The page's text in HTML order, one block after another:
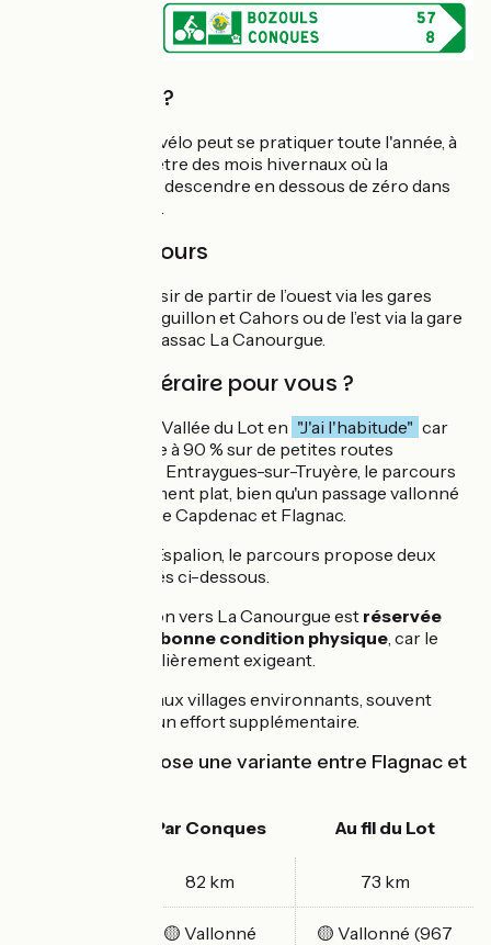
Quand partir ?
La Vallée du Lot à vélo peut se pratiquer toute l'année, à
l'exception peut-être des mois hivernaux où la
température peut descendre en dessous de zéro dans
les fonds de vallée.
Sens du parcours
Vous pouvez choisir de partir de l’ouest via les gares
ferroviaires de l’Aiguillon et Cahors ou de l’est via la gare
ferroviaire de Banassac La Canourgue.
Est-ce un itinéraire pour vous ?
Nous classons La Vallée du Lot en "J'ai l'habitude" car
cet itinéraire roule à 90 % sur de petites routes
partagées. Jusqu'à Entraygues-sur-Truyère, le parcours
reste majoritairement plat, bien qu'un passage vallonné
soit à prévoir entre Capdenac et Flagnac.
Entre Flagnac et Espalion, le parcours propose deux
itinéraires, détaillés ci-dessous.
La dernière section vers La Canourgue est réservée
aux cyclistes en bonne condition physique, car le
relief y est particulièrement exigeant.
: L'accès aux villages environnants, souvent
perchés, impose un effort supplémentaire.
L'itinéraire propose une variante entre Flagnac et
Par Conques Au fil du Lot
82 km 73 km
🟡 Vallonné 🟡 Vallonné (967